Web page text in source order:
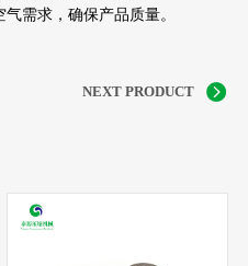
需求，确保产品质量。